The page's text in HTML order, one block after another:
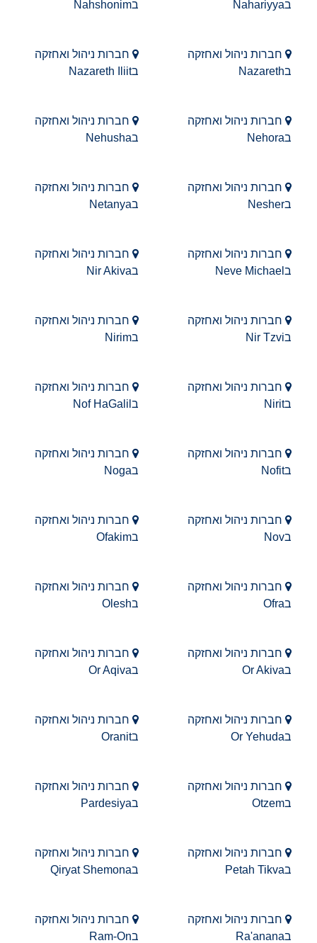
בNahariyya
בNahshonim
חברות ניהול ואחזקה
בNazareth
חברות ניהול ואחזקה
בNazareth Iliit
חברות ניהול ואחזקה
בNehora
חברות ניהול ואחזקה
בNehusha
חברות ניהול ואחזקה
בNesher
חברות ניהול ואחזקה
בNetanya
חברות ניהול ואחזקה
בNeve Michael
חברות ניהול ואחזקה
בNir Akiva
חברות ניהול ואחזקה
בNir Tzvi
חברות ניהול ואחזקה
בNirim
חברות ניהול ואחזקה
בNirit
חברות ניהול ואחזקה
בNof HaGalil
חברות ניהול ואחזקה
בNofit
חברות ניהול ואחזקה
בNoga
חברות ניהול ואחזקה
בNov
חברות ניהול ואחזקה
בOfakim
חברות ניהול ואחזקה
בOfra
חברות ניהול ואחזקה
בOlesh
חברות ניהול ואחזקה
בOr Akiva
חברות ניהול ואחזקה
בOr Aqiva
חברות ניהול ואחזקה
בOr Yehuda
חברות ניהול ואחזקה
בOranit
חברות ניהול ואחזקה
בOtzem
חברות ניהול ואחזקה
בPardesiya
חברות ניהול ואחזקה
בPetah Tikva
חברות ניהול ואחזקה
בQiryat Shemona
חברות ניהול ואחזקה
בRa'anana
חברות ניהול ואחזקה
בRam-On